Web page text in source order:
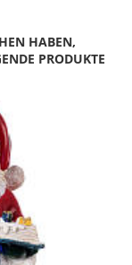
HABEN,
PRODUKTE